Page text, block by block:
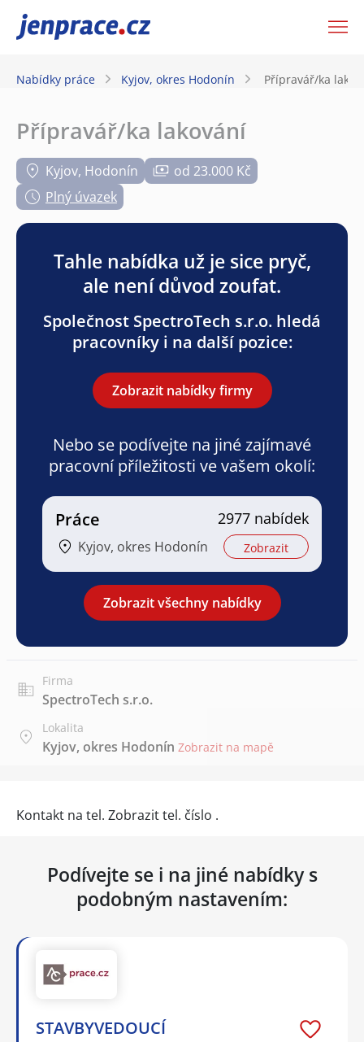
JenPráce.cz
Nabídky práce Kyjov, okres Hodonín Přípravář/ka
Přípravář/ka lakování
Kyjov, Hodonín
od 23.000 Kč
Plný úvazek
Tahle nabídka už je sice pryč,
ale není důvod zoufat.
Společnost SpectroTech s.r.o. hledá
pracovníky i na další pozice:
Zobrazit nabídky firmy
Nebo se podívejte na jiné zajímavé
pracovní příležitosti ve vašem okolí:
Práce
Kyjov, okres Hodonín
2977 nabídek
Zobrazit
Zobrazit všechny nabídky
Firma
SpectroTech s.r.o.
Lokalita
Kyjov, okres Hodonín Zobrazit na mapě
Kontakt na tel. Zobrazit tel. číslo .
Podívejte se i na jiné nabídky s
podobným nastavením:
STAVBYVEDOUCÍ